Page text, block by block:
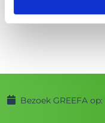
Bezoek GREEFA op: